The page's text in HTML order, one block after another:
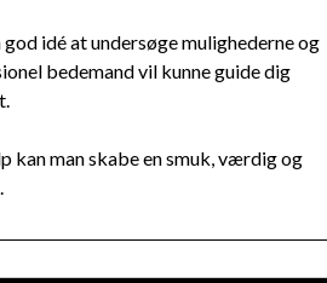
idé at undersøge mulighederne og
bedemand vil kunne guide dig
kan man skabe en smuk, værdig og